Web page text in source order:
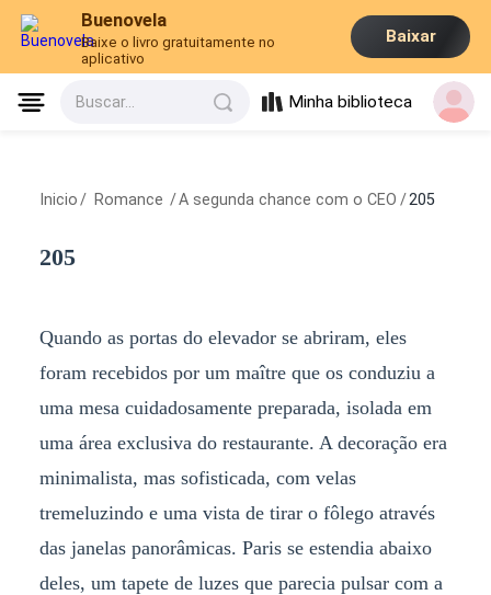
Buenovela
Baixe o livro gratuitamente no
aplicativo
Baixar
Buscar... Minha biblioteca
Inicio / Romance /A segunda chance com o CEO / 205
205
Quando as portas do elevador se abriram, eles
foram recebidos por um maître que os conduziu a
uma mesa cuidadosamente preparada, isolada em
uma área exclusiva do restaurante. A decoração era
minimalista, mas sofisticada, com velas
tremeluzindo e uma vista de tirar o fôlego através
das janelas panorâmicas. Paris se estendia abaixo
deles, um tapete de luzes que parecia pulsar com a